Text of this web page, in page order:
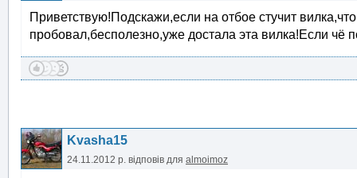
Приветствую!Подскажи,если на отбое стучит
пробовал,бесполезно,уже достала эта вилка!Если чё
Kvasha15
24.11.2012 р. відповів для almoimoz